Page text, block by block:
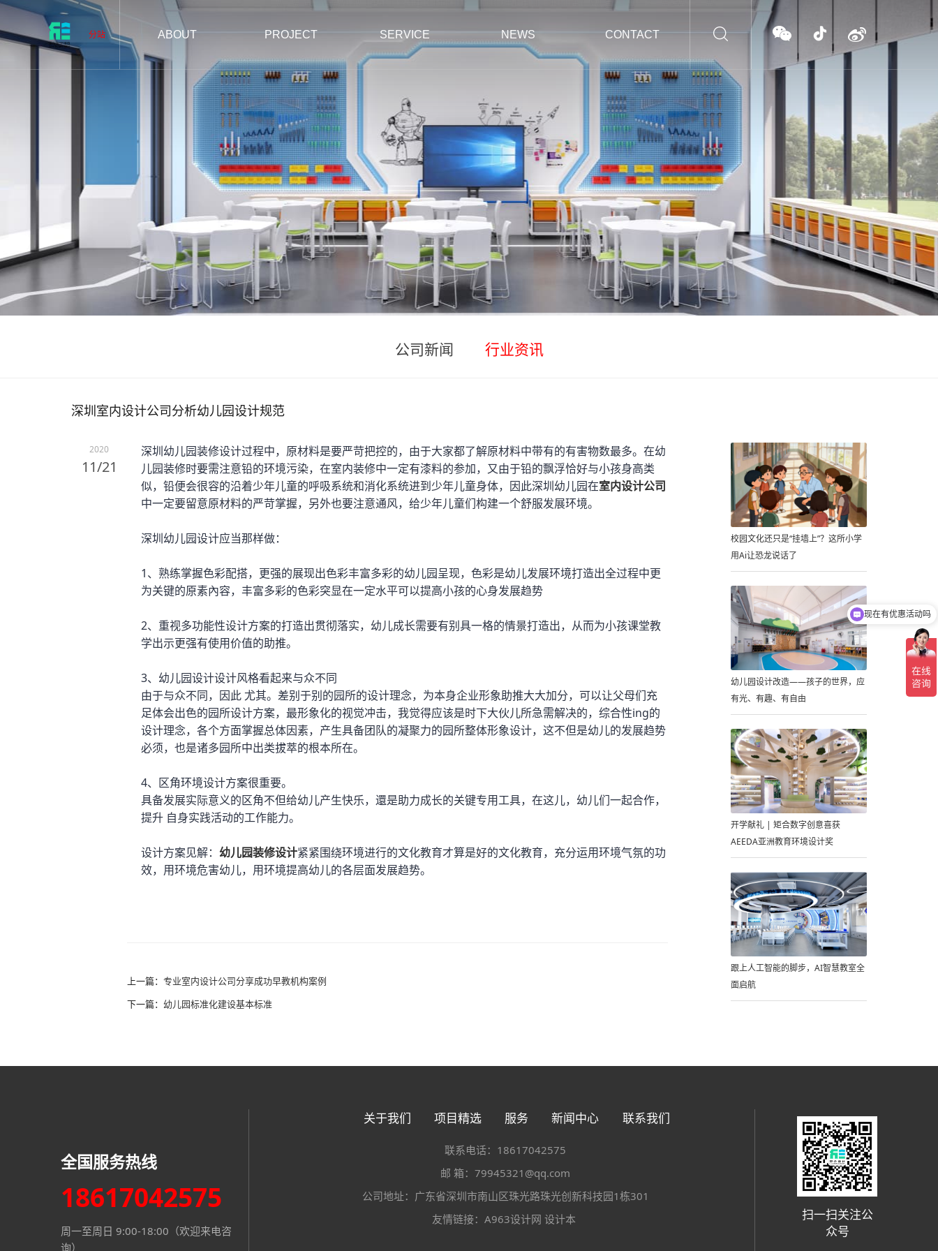
分站 ABOUT PROJECT SERVICE NEWS CONTACT
公司新闻 行业资讯
深圳室内设计公司分析幼儿园设计规范
2020
11/21
深圳幼儿园装修设计过程中，原材料是要严苛把控的，由于大家都了解原材料中带有的有害物数最多。在幼
儿园装修时要需注意铅的环境污染，在室内装修中一定有漆料的参加，又由于铅的飘浮恰好与小孩身高类
似，铅便会很容的沿着少年儿童的呼吸系统和消化系统进到少年儿童身体，因此深圳幼儿园在室内设计公司
中一定要留意原材料的严苛掌握，另外也要注意通风，给少年儿童们构建一个舒服发展环境。
深圳幼儿园设计应当那样做：
1、熟练掌握色彩配搭，更强的展现出色彩丰富多彩的幼儿园呈现，色彩是幼儿发展环境打造出全过程中更
为关键的原素內容，丰富多彩的色彩突显在一定水平可以提高小孩的心身发展趋势
2、重视多功能性设计方案的打造出贯彻落实，幼儿成长需要有别具一格的情景打造出，从而为小孩课堂教
学出示更强有使用价值的助推。
3、幼儿园设计设计风格看起来与众不同
由于与众不同，因此 尤其。差别于别的园所的设计理念，为本身企业形象助推大大加分，可以让父母们充
足体会出色的园所设计方案，最形象化的视觉冲击，我觉得应该是时下大伙儿所急需解决的，综合性ing的
设计理念，各个方面掌握总体因素，产生具备团队的凝聚力的园所整体形象设计，这不但是幼儿的发展趋势
必须，也是诸多园所中出类拔萃的根本所在。
4、区角环境设计方案很重要。
具备发展实际意义的区角不但给幼儿产生快乐，還是助力成长的关键专用工具，在这儿，幼儿们一起合作，
提升 自身实践活动的工作能力。
设计方案见解： 幼儿园装修设计紧紧围绕环境进行的文化教育才算是好的文化教育，充分运用环境气氛的功
效，用环境危害幼儿，用环境提高幼儿的各层面发展趋势。
上一篇： 专业室内设计公司分享成功早教机构案例
下一篇： ​幼儿园标准化建设基本标准
校园文化还只是“挂墙上”？这所小学
用Ai让恐龙说话了
幼儿园设计改造——孩子的世界，应
有光、有趣、有自由
开学献礼 | 矩合数字创意喜获
AEEDA亚洲教育环境设计奖
跟上人工智能的脚步，AI智慧教室全
面启航
全国服务热线
18617042575
周一至周日 9:00-18:00（欢迎来电咨
询）
关于我们 项目精选 服务 新闻中心 联系我们
联系电话：18617042575
邮 箱：79945321@qq.com
公司地址：广东省深圳市南山区珠光路珠光创新科技园1栋301
友情链接：A963设计网 设计本
扫一扫关注公
众号
可以介绍下你们的产品么